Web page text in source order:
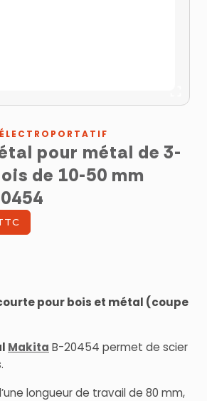
pour métal de 3-
de 10-50 mm
pour bois et métal (coupe
Makita B-20454 permet de scier
longueur de travail de 80 mm,